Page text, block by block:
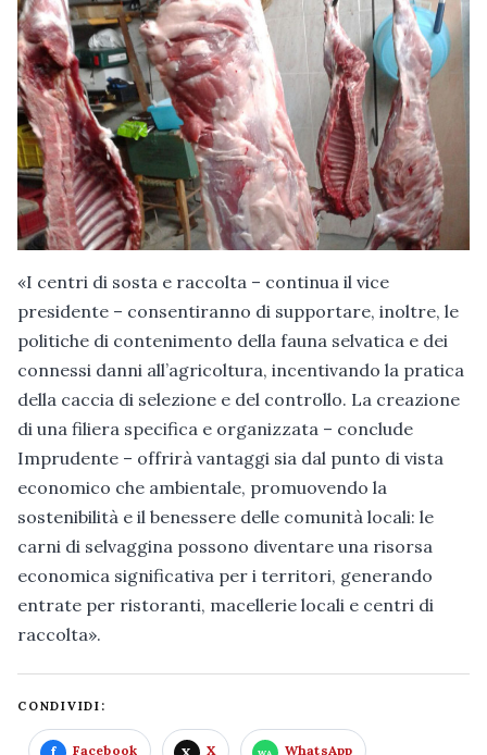
«I centri di sosta e raccolta – continua il vice
presidente – consentiranno di supportare, inoltre, le
politiche di contenimento della fauna selvatica e dei
connessi danni all’agricoltura, incentivando la pratica
della caccia di selezione e del controllo. La creazione
di una filiera specifica e organizzata – conclude
Imprudente – offrirà vantaggi sia dal punto di vista
economico che ambientale, promuovendo la
sostenibilità e il benessere delle comunità locali: le
carni di selvaggina possono diventare una risorsa
economica significativa per i territori, generando
entrate per ristoranti, macellerie locali e centri di
raccolta».
CONDIVIDI:
Facebook X WhatsApp